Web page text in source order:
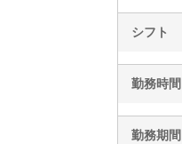
シフト
勤務時間
勤務期間